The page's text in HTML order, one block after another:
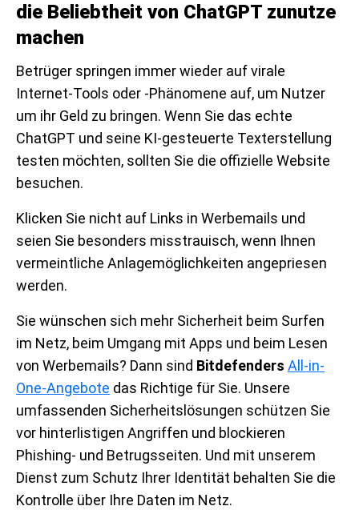
die Beliebtheit von ChatGPT zunutze
machen
Betrüger springen immer wieder auf virale
Internet-Tools oder -Phänomene auf, um Nutzer
um ihr Geld zu bringen. Wenn Sie das echte
ChatGPT und seine KI-gesteuerte Texterstellung
testen möchten, sollten Sie die offizielle Website
besuchen.
Klicken Sie nicht auf Links in Werbemails und
seien Sie besonders misstrauisch, wenn Ihnen
vermeintliche Anlagemöglichkeiten angepriesen
werden.
Sie wünschen sich mehr Sicherheit beim Surfen
im Netz, beim Umgang mit Apps und beim Lesen
von Werbemails? Dann sind Bitdefenders All-in-
One-Angebote das Richtige für Sie. Unsere
umfassenden Sicherheitslösungen schützen Sie
vor hinterlistigen Angriffen und blockieren
Phishing- und Betrugsseiten. Und mit unserem
Dienst zum Schutz Ihrer Identität behalten Sie die
Kontrolle über Ihre Daten im Netz.